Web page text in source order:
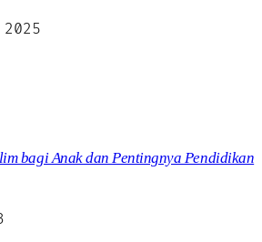
bagi Anak dan Pentingnya Pendidikan